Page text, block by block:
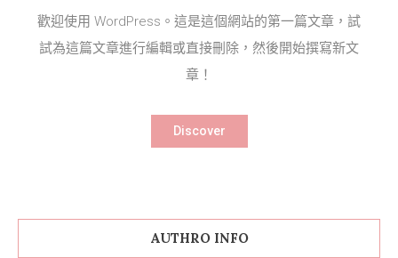
歡迎使用 WordPress。這是這個網站的第一篇文章，試
試為這篇文章進行編輯或直接刪除，然後開始撰寫新文
章！
Discover
AUTHRO INFO